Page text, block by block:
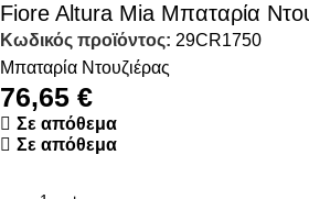
Fiore Altura Mia Μπαταρία
Κωδικός προϊόντος: 29CR1750
Μπαταρία Ντουζιέρας
76,65 €
Σε απόθεμα
Σε απόθεμα